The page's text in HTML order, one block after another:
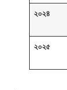
২০২৪
২০২৫